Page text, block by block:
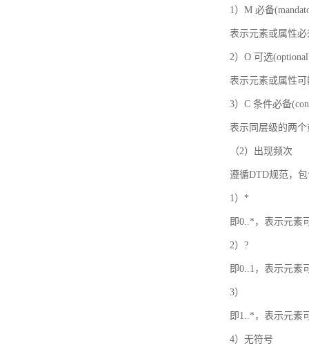
1）M 必备
表示元素或属性
2）O 可选
表示元素或属性
3）C 条件必备
表示同层级的两
（2）出现频次
遵循DTD规范，
1）*
即0..*，表示元素
2）?
即0..1，表示元素
3）
即1..*，表示元素
4）无符号